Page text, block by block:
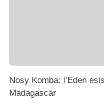
Nosy Komba: l’Eden
Madagascar